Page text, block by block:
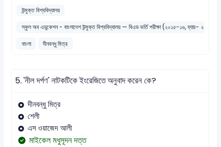
উন্মুক্ত বিশ্ববিদ্যালয়
স্কুল অব এডুকেশন - বাংলাদেশ উন্মুক্ত বিশ্ববিদ্যালয় — বিএড ভর্তি পরীক্ষা (২০১৫-১৬, ব্যাচ- ২০১৬)
বাংলা
দীনবন্ধু মিত্র
5.'নীল দর্পণ' নাটকটিকে ইংরেজিতে অনুবাদ করেন কে?
দীনবন্ধু মিত্র
শেলী
এস ওয়াজেদ আলী
মাইকেল মধুসূদন দত্ত